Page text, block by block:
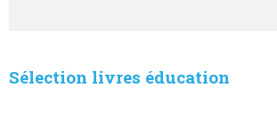
Sélection livres éducation